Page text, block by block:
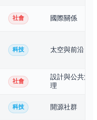
社會 國際關係
科技 太空與前沿
社會
設計與公共治
理
科技 開源社群